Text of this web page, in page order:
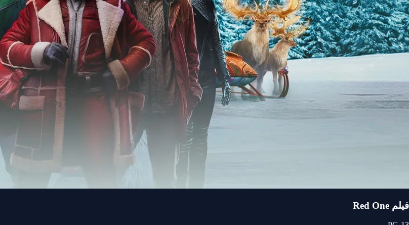
فیلم Red One